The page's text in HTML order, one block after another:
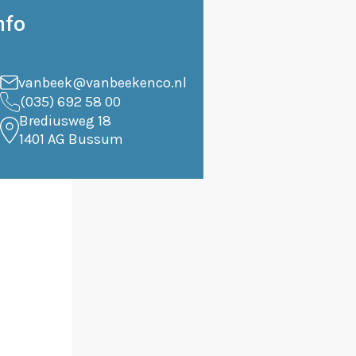
vanbeek@vanbeekenco.nl
(035) 692 58 00
Brediusweg 18
1401 AG Bussum